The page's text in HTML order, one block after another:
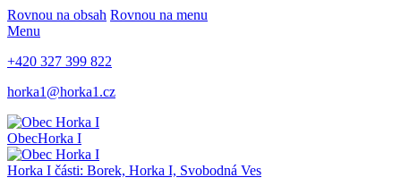
Rovnou na obsah Rovnou na menu
Menu
+420 327 399 822
horka1@horka1.cz
ObecHorka I
Horka I části: Borek, Horka I, Svobodná Ves